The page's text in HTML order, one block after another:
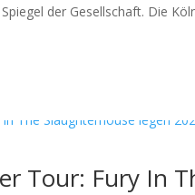
der Gesellschaft. Die
Tour: Fury In